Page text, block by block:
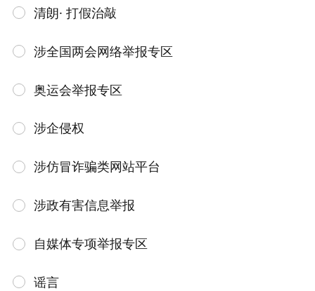
清朗· 打假治敲
涉全国两会网络举报专区
奥运会举报专区
涉企侵权
涉仿冒诈骗类网站平台
涉政有害信息举报
自媒体专项举报专区
谣言